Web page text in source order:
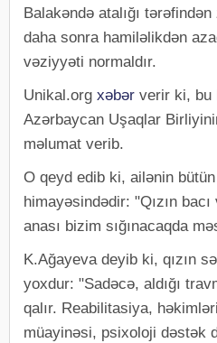
Balakəndə atalığı
daha sonra hamiləlikdən
vəziyyəti normaldır.
Unikal.org xəbər verir ki, bu
Azərbaycan Uşaqlar
məlumat verib.
O qeyd edib ki, ailənin
himayəsindədir: "Qızın
anası bizim sığınacaqda
K.Ağayeva deyib ki, qızın
yoxdur: "Sadəcə, aldığı
qalır. Reabilitasiya,
müayinəsi, psixoloji dəstək